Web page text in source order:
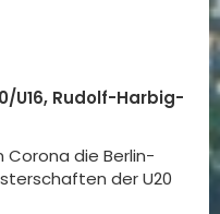
U16, Rudolf-Harbig-
Corona die Berlin-
der U20